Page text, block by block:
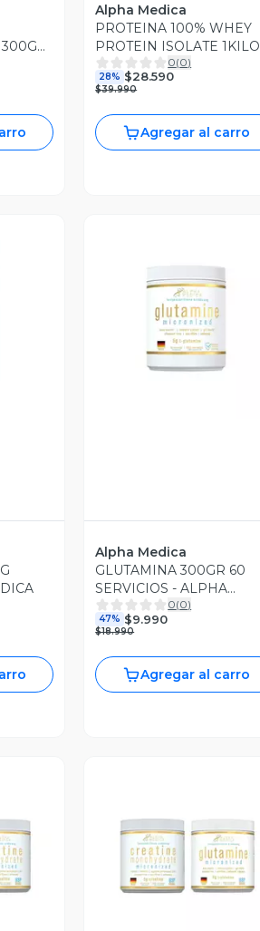
Alpha Medica
PROTEINA 100% WHEY
PROTEIN ISOLATE 1KILO
33 SV - ALPHA MEDICA
0(0)
28% $28.590
$39.990
Agregar al carro
Vista Previa
Alpha Medica
GLUTAMINA 300GR 60
SERVICIOS - ALPHA
MEDICA
0(0)
47% $9.990
$18.990
Agregar al carro
Vista Previa